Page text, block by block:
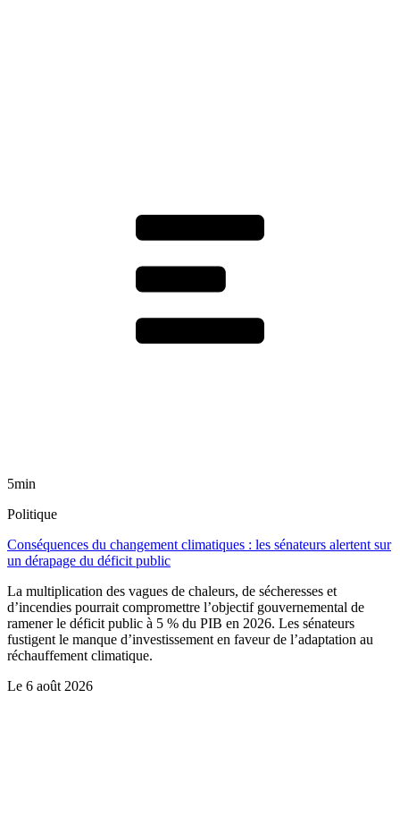
5min
Politique
Conséquences du changement climatiques : les sénateurs alertent sur
un dérapage du déficit public
La multiplication des vagues de chaleurs, de sécheresses et
d’incendies pourrait compromettre l’objectif gouvernemental de
ramener le déficit public à 5 % du PIB en 2026. Les sénateurs
fustigent le manque d’investissement en faveur de l’adaptation au
réchauffement climatique.
Le 6 août 2026